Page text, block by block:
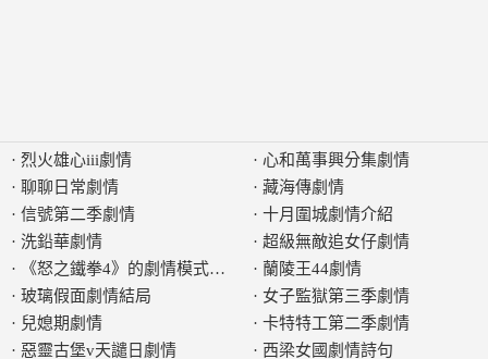
· 烈火雄心iii劇情
· 聊聊日常劇情
· 信號第二季劇情
· 洗鉛華劇情
·
《怒之鐵拳4》的劇情模式可以完成多久
· 玻璃假面劇情結局
· 兒媳期劇情
· 惡靈古堡v天譴日劇情
· 心和萬事興分集劇情
· 藏海傳劇情
· 十月圍城劇情介紹
· 超級無敵追女仔劇情
· 蘭陵王44劇情
· 女子監獄第三季劇情
· 卡特特工第二季劇情
· 西梁女國劇情詩句